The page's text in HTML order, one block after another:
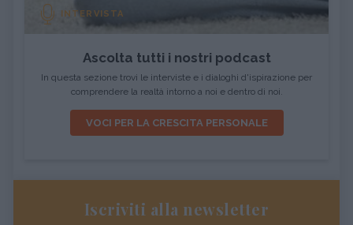
INTERVISTA
Ascolta tutti i nostri podcast
In questa sezione trovi le interviste e i dialoghi d'ispirazione per
comprendere la realtà intorno a noi e dentro di noi.
VOCI PER LA CRESCITA PERSONALE
Iscriviti alla newsletter